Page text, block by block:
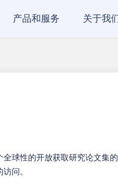
产品和服务 关于我
球性的开放获取研究论文集
问。